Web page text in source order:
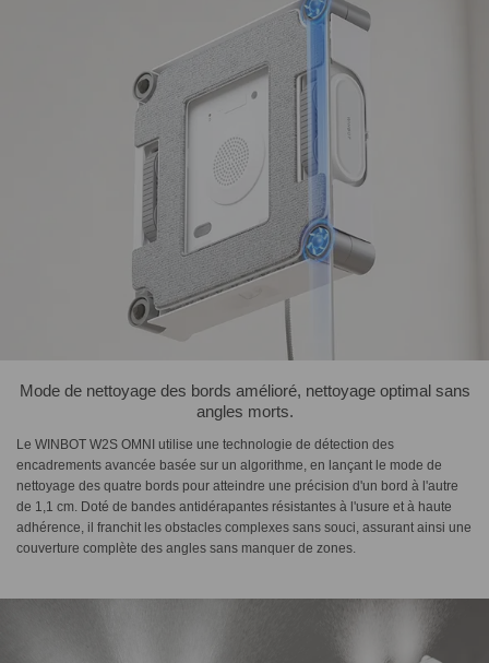
Mode de nettoyage des bords amélioré, nettoyage optimal sans
angles morts.
Le WINBOT W2S OMNI utilise une technologie de détection des
encadrements avancée basée sur un algorithme, en lançant le mode de
nettoyage des quatre bords pour atteindre une précision d'un bord à l'autre
de 1,1 cm. Doté de bandes antidérapantes résistantes à l'usure et à haute
adhérence, il franchit les obstacles complexes sans souci, assurant ainsi une
couverture complète des angles sans manquer de zones.